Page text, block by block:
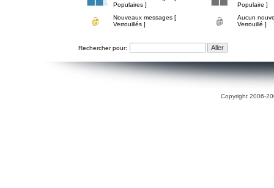
Populaires ]
Populaire ]
Nouveaux messages [
Verrouillés ]
Aucun
Verrouillé ]
Rechercher pour:
Copyright 2006-